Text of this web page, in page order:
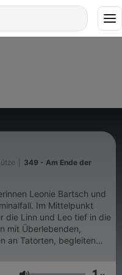
349 - Am Ende der
Leonie Bartsch und
Im Mittelpunkt
die Linn und Leo tief in die
mit Überlebenden,
an Tatorten, begleiten
sich durch